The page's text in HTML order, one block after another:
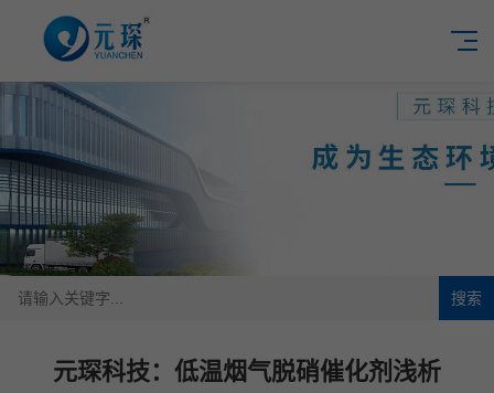
搜索
元琛科技：低温烟气脱硝催化剂浅析